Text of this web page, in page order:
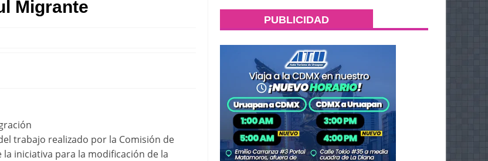
Migrante
trabajo realizado por la Comisión de
iniciativa para la modificación de la
PUBLICIDAD